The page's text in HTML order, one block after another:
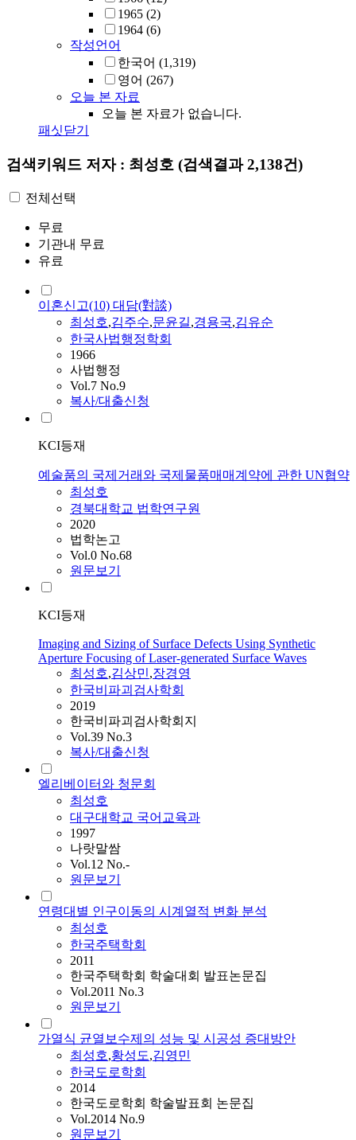
1965 (2)
1964 (6)
작성언어
한국어 (1,319)
영어 (267)
오늘 본 자료
오늘 본 자료가 없습니다.
패싯닫기
검색키워드 저자 : 최성호 (검색결과 2,138건)
전체선택
무료
기관내 무료
유료
이혼신고(10) 대담(對談)
최성호,김주수,문윤길,경용국,김유순
한국사법행정학회
1966
사법행정
Vol.7 No.9
복사/대출신청
KCI등재
예술품의 국제거래와 국제물품매매계약에 관한 UN협약
최성호
경북대학교 법학연구원
2020
법학논고
Vol.0 No.68
원문보기
KCI등재
Imaging and Sizing of Surface Defects Using Synthetic
Aperture Focusing of Laser-generated Surface Waves
최성호,김상민,장경영
한국비파괴검사학회
2019
한국비파괴검사학회지
Vol.39 No.3
복사/대출신청
엘리베이터와 청문회
최성호
대구대학교 국어교육과
1997
나랏말쌈
Vol.12 No.-
원문보기
연령대별 인구이동의 시계열적 변화 분석
최성호
한국주택학회
2011
한국주택학회 학술대회 발표논문집
Vol.2011 No.3
원문보기
가열식 균열보수제의 성능 및 시공성 증대방안
최성호,황성도,김영민
한국도로학회
2014
한국도로학회 학술발표회 논문집
Vol.2014 No.9
원문보기